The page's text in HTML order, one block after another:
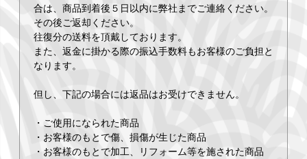
合は、商品到着後５日以内に弊社までご連絡ください。
その後ご返却ください。
往復分の送料を頂戴しております。
また、返金に掛かる際の振込手数料もお客様のご負担と
なります。
但し、下記の場合には返品はお受けできません。
・ご使用になられた商品
・お客様のもとで傷、損傷が生じた商品
・お客様のもとで加工、リフォーム等を施された商品